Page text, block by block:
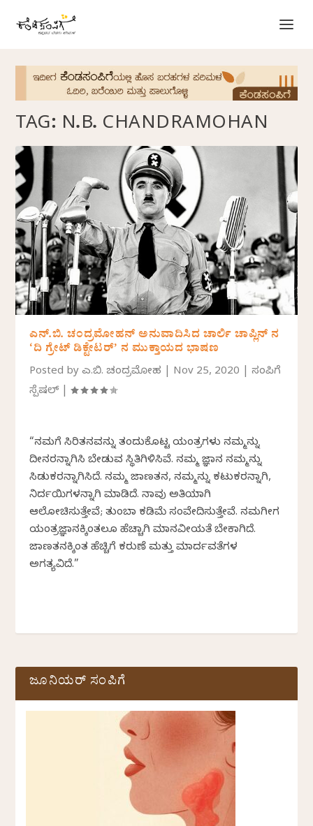
TAG: N.B. CHANDRAMOHAN
ಎನ್.ಬಿ. ಚಂದ್ರಮೋಹನ್‌ ಅನುವಾದಿಸಿದ ಚಾರ್ಲಿ ಚಾಪ್ಲಿನ್ ನ
‘ದಿ ಗ್ರೇಟ್ ಡಿಕ್ಟೇಟರ್’ ನ ಮುಕ್ತಾಯದ ಭಾಷಣ
Posted byಎನ್.ಬಿ. ಚಂದ್ರಮೋಹನ್ Nov 25, 2020 |ಸಂಪಿಗೆ
ಸ್ಪೆಷಲ್|
“ನಮಗೆ ಸಿರಿತನವನ್ನು ತಂದುಕೊಟ್ಟ ಯಂತ್ರಗಳು ನಮ್ಮನ್ನು
ದೀನರನ್ನಾಗಿಸಿ ಬೇಡುವ ಸ್ಥಿತಿಗಿಳಿಸಿವೆ. ನಮ್ಮ ಜ್ಞಾನ ನಮ್ಮನ್ನು
ಸಿಡುಕರನ್ನಾಗಿಸಿದೆ. ನಮ್ಮ ಜಾಣತನ, ನಮ್ಮನ್ನು ಕಟುಕರನ್ನಾಗಿ,
ನಿರ್ದಯಿಗಳನ್ನಾಗಿ ಮಾಡಿದೆ. ನಾವು ಅತಿಯಾಗಿ
ಆಲೋಚಿಸುತ್ತೇವೆ; ತುಂಬಾ ಕಡಿಮೆ ಸಂವೇದಿಸುತ್ತೇವೆ. ನಮಗೀಗ
ಯಂತ್ರಜ್ಞಾನಕ್ಕಿಂತಲೂ ಹೆಚ್ಚಾಗಿ ಮಾನವೀಯತೆ ಬೇಕಾಗಿದೆ.
ಜಾಣತನಕ್ಕಿಂತ ಹೆಚ್ಚಿಗೆ ಕರುಣೆ ಮತ್ತು ಮಾರ್ದವತೆಗಳ
ಅಗತ್ಯವಿದೆ.”
ಜೂನಿಯರ್ ಸಂಪಿಗೆ